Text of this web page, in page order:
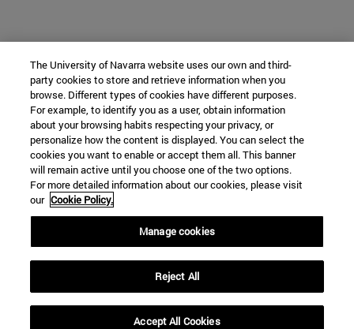
The University of Navarra website uses our own and third-
party cookies to store and retrieve information when you
browse. Different types of cookies have different purposes.
For example, to identify you as a user, obtain information
about your browsing habits respecting your privacy, or
personalize how the content is displayed. You can select the
cookies you want to enable or accept them all. This banner
will remain active until you choose one of the two options.
For more detailed information about our cookies, please visit
our Cookie Policy.
Manage cookies
Reject All
Accept All Cookies